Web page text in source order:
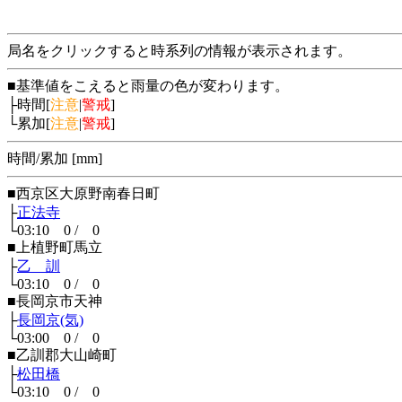
局名をクリックすると時系列の情報が表示されます。
■基準値をこえると雨量の色が変わります。
├時間[注意|警戒]
└累加[注意|警戒]
時間/累加 [mm]
■西京区大原野南春日町
├正法寺
└03:10 0 / 0
■上植野町馬立
├乙 訓
└03:10 0 / 0
■長岡京市天神
├長岡京(気)
└03:00 0 / 0
■乙訓郡大山崎町
├松田橋
└03:10 0 / 0